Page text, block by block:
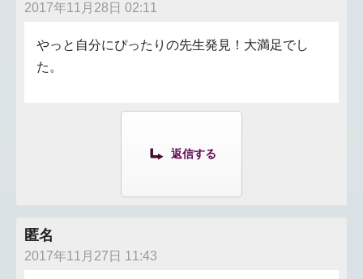
2017年11月28日 02:11
やっと自分にぴったりの先生発見！大満足でし
た。
返信する
匿名
2017年11月27日 11:43